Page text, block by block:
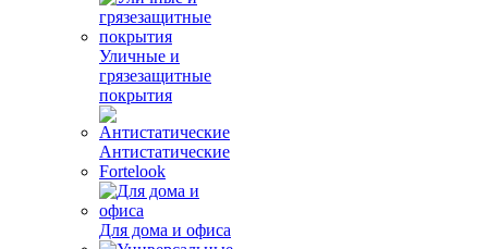
Уличные и
грязезащитные
покрытия
Антистатические
Fortelook
Для дома и офиса